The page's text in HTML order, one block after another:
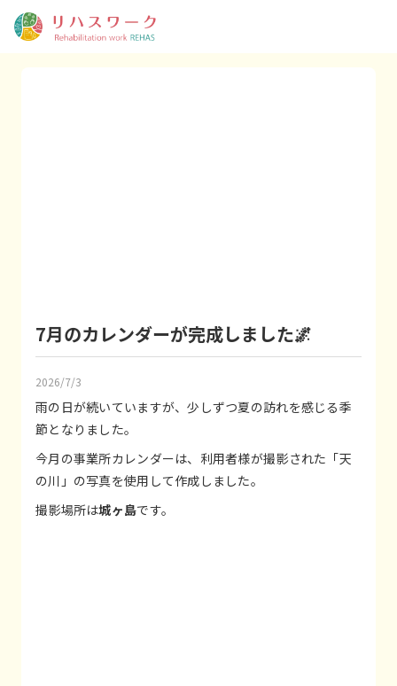
7月のカレンダーが完成しました🌌
2026/7/3
雨の日が続いていますが、少しずつ夏の訪れを感じる季
節となりました。
今月の事業所カレンダーは、利用者様が撮影された「天
の川」の写真を使用して作成しました。
撮影場所は城ヶ島です。